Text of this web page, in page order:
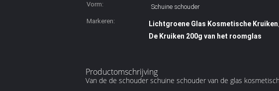
Vorm: Schuine schouder
Markeren:
Lichtgroene Glas Kosmetische Kruiken,
De Kruiken 200g van het roomglas
Productomschrijving
Van de de schouder schuine schouder van de glas